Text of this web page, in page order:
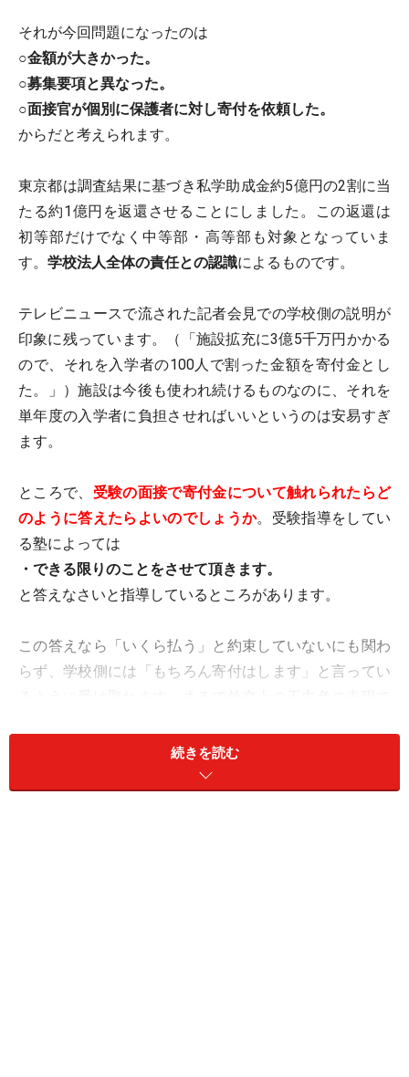
それが今回問題になったのは
○金額が大きかった。
○募集要項と異なった。
○面接官が個別に保護者に対し寄付を依頼した。
からだと考えられます。
東京都は調査結果に基づき私学助成金約5億円の2割に当
たる約1億円を返還させることにしました。この返還は
初等部だけでなく中等部・高等部も対象となっていま
す。 学校法人全体の責任との認識によるものです。
テレビニュースで流された記者会見での学校側の説明が
印象に残っています。（「施設拡充に3億5千万円かかる
ので、それを入学者の100人で割った金額を寄付金とし
た。」）施設は今後も使われ続けるものなのに、それを
単年度の入学者に負担させればいいというのは安易すぎ
ます。
ところで、 受験の面接で寄付金について触れられたらど
のように答えたらよいのでしょうか。受験指導をしてい
る塾によっては
・できる限りのことをさせて頂きます。
と答えなさいと指導しているところがあります。
この答えなら「いくら払う」と約束していないにも関わ
らず、学校側には「もちろん寄付はします」と言ってい
寄付の有無で合否を決めてはならないという行政指導が
続きを読む